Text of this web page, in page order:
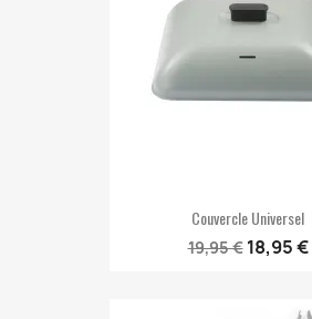
Couvercle Universel
19,95 € 18,95 €